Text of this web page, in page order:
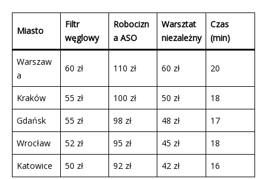
Miasto
Filtr
węglowy
Robocizn
a ASO
Warsztat
niezależny
Czas
(min)
Warszaw
a
60 zł 110 zł 60 zł 20
Kraków 55 zł 100 zł 50 zł
18
Gdańsk
55 zł 98 zł 48 zł
17
Wrocław
52 zł 95 zł 45 zł
18
Katowice
50 zł 92 zł 42 zł 16